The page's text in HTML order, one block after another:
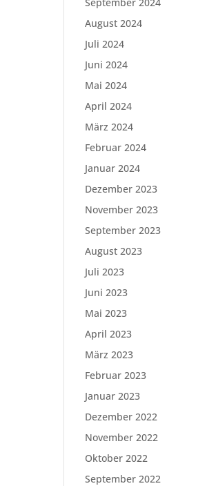
August 2024
Juli 2024
Juni 2024
Mai 2024
April 2024
März 2024
Februar 2024
Januar 2024
Dezember 2023
November 2023
September 2023
August 2023
Juli 2023
Juni 2023
Mai 2023
April 2023
März 2023
Februar 2023
Januar 2023
Dezember 2022
November 2022
Oktober 2022
September 2022